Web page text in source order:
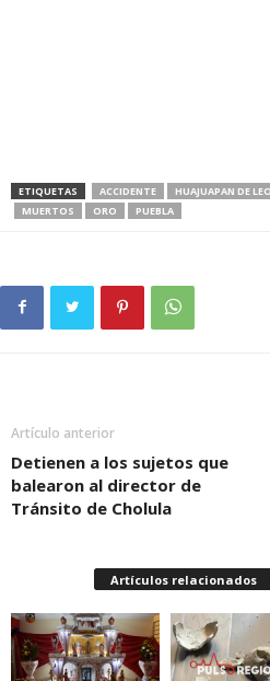
ETIQUETAS ACCIDENTE HUAJUAPAN DE
MUERTOS
ORO PUEBLA
Artículo anterior
Detienen a los sujetos que
balearon al director de
Tránsito de Cholula
Artículos relacionados